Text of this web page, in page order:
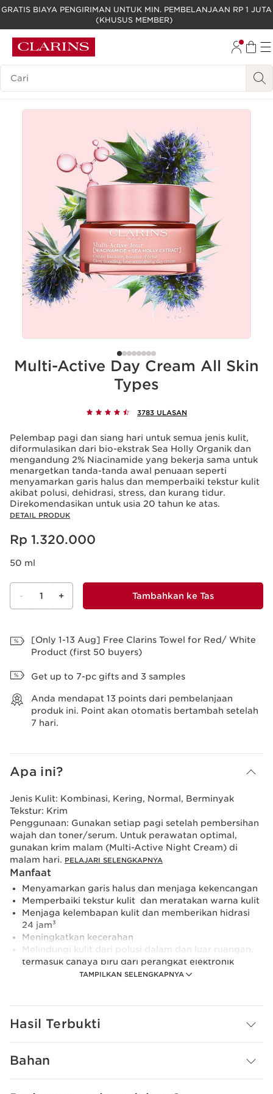
LEWATI KE KONTEN
GO TO FOOTER
GRATIS BIAYA PENGIRIMAN UNTUK MIN. PEMBELANJAAN RP 1 JUTA
(KHUSUS MEMBER)
Legenda Pencarian
Multi-Active Day Cream All Skin
Types
3783 ULASAN
Pelembap pagi dan siang hari untuk semua jenis kulit,
diformulasikan dari bio-ekstrak Sea Holly Organik dan
mengandung 2% Niacinamide yang bekerja sama untuk
menargetkan tanda-tanda awal penuaan seperti
menyamarkan garis halus dan memperbaiki tekstur kulit
akibat polusi, dehidrasi, stress, dan kurang tidur.
Direkomendasikan untuk usia 20 tahun ke atas.
DETAIL PRODUK
Harga sekarang Rp 1.320.000
Rp 1.320.000
50 ml
- 1 + Tambahkan ke Tas
[Only 1-13 Aug] Free Clarins Towel for Red/ White
Product (first 50 buyers)
Get up to 7-pc gifts and 3 samples
Anda mendapat 13 points dari pembelanjaan
produk ini. Point akan otomatis bertambah setelah
7 hari.
Apa ini?
TAMPILKAN SELENGKAPNYA
Jenis Kulit: Kombinasi, Kering, Normal, Berminyak
Tekstur: Krim
Penggunaan: Gunakan setiap pagi setelah pembersihan
wajah dan toner/serum. Untuk perawatan optimal,
gunakan krim malam (Multi-Active Night Cream) di
malam hari. PELAJARI SELENGKAPNYA
Manfaat
Menyamarkan garis halus dan menjaga kekencangan
Memperbaiki tekstur kulit dan meratakan warna kulit
Menjaga kelembapan kulit dan memberikan hidrasi
24 jam³
Meningkatkan kecerahan
Melindungi kulit dari polusi dalam dan luar ruangan,
termasuk cahaya biru dari perangkat elektronik
Pelajari Lebih Lanjut
fenomena yang dikenal sebagai Stress Aging¹ yang
terhidrasi, dan sehat berkilau.
Hasil Terbukti
Bahan